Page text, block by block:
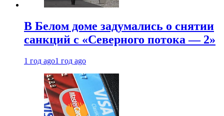
В Белом доме задумались о снятии
санкций с «Северного потока — 2»
1 год ago1 год ago